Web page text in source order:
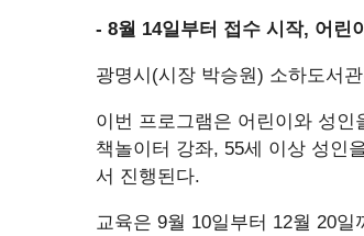
- 8월 14일부터 접수 시작, 어린
광명시(시장 박승원) 소하도서
이번 프로그램은 어린이와 성
책놀이터 강좌, 55세 이상 성인
서 진행된다.
교육은 9월 10일부터 12월 20